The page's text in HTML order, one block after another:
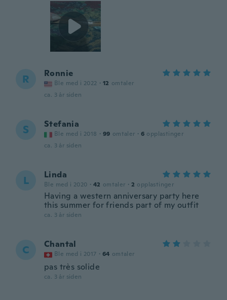
R Ronnie
Ble med i 2022 · 12 omtaler
ca. 3 år siden
S Stefania
Ble med i 2018 · 99 omtaler · 6 opplastinger
ca. 3 år siden
L Linda
Ble med i 2020 · 42 omtaler · 2 opplastinger
Having a western anniversary party here
this summer for friends part of my outfit
ca. 3 år siden
C Chantal
Ble med i 2017 · 64 omtaler
pas très solide
ca. 3 år siden